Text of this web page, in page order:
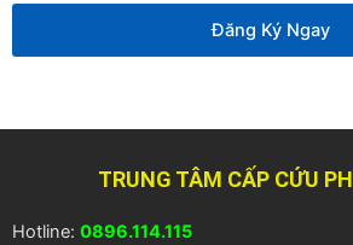
thoại
Đăng Ký Ngay
TRUNG TÂM CẤP CỨU
Hotline: 0896.114.115